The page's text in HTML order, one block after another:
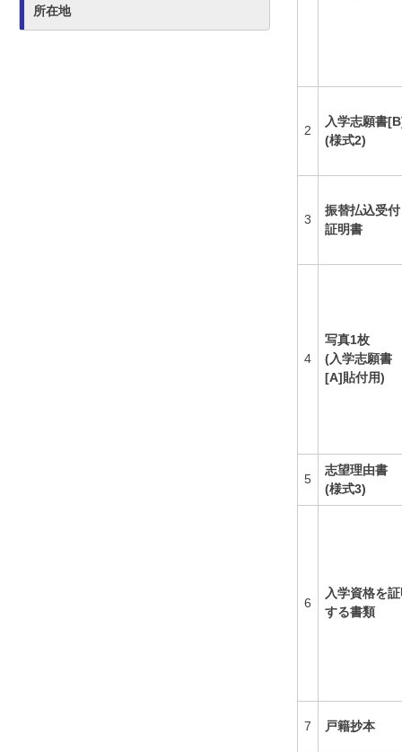
2
入学志願書
(様式2)
3
振替払込受付
証明書
4
写真1枚
(入学志願書
[A]貼付用)
5
志望理由書
(様式3)
6
入学資格を
する書類
7 戸籍抄本
所在地